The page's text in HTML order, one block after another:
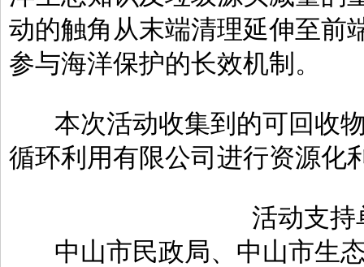
动的触角从末端清理延伸至前
参与海洋保护的长效机制。
本次活动收集到的可回收
循环利用有限公司进行资源化
活动支持
中山市民政局、中山市生